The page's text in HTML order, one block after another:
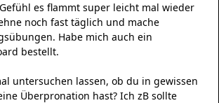
es flammt super leicht mal wieder
noch fast täglich und mache
Habe mich auch ein
bestellt.
untersuchen lassen, ob du in gewissen
Überpronation hast? Ich zB sollte